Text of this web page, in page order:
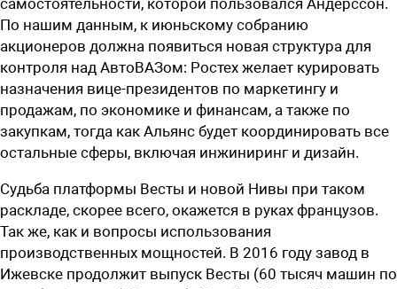
По нашим данным, к июньскому собранию
акционеров должна появиться новая структура для
контроля над АвтоВАЗом: Ростех желает курировать
назначения вице-президентов по маркетингу и
продажам, по экономике и финансам, а также по
закупкам, тогда как Альянс будет координировать все
остальные сферы, включая инжиниринг и дизайн.
Судьба платформы Весты и новой Нивы при таком
раскладе, скорее всего, окажется в руках французов.
Так же, как и вопросы использования
производственных мощностей. В 2016 году завод в
Ижевске продолжит выпуск Весты (60 тысяч машин по